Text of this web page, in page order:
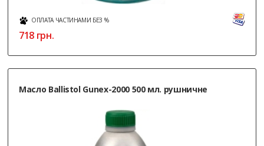
ОПЛАТА ЧАСТИНАМИ БЕЗ %
718грн.
Масло Ballistol Gunex-2000 500 мл. рушничне